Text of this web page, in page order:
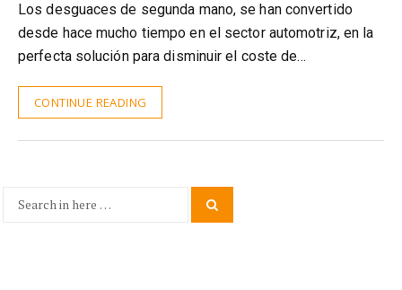
Los desguaces de segunda mano, se han convertido
desde hace mucho tiempo en el sector automotriz, en la
perfecta solución para disminuir el coste de…
CONTINUE READING
Search